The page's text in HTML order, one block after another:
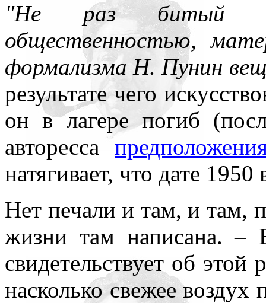
"Не раз битый
общественностью,
формализма Н. Пунин
результате чего
он в лагере погиб
авторесса
натягивает, что дате
Нет печали и там, и там,
жизни там написана. –
свидетельствует об
насколько свежее